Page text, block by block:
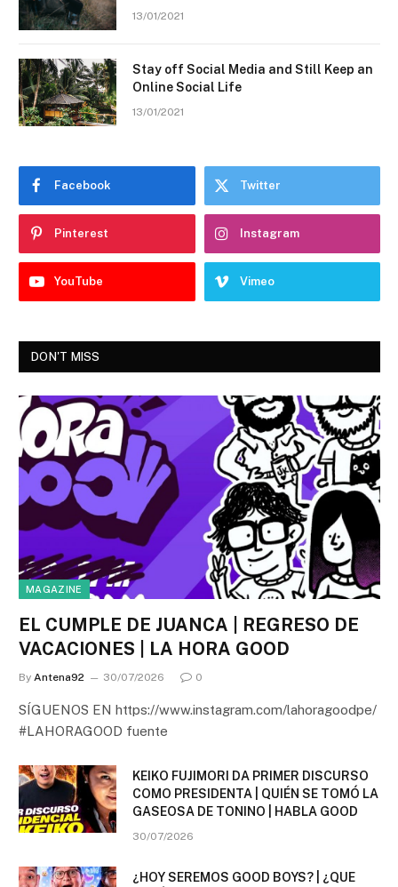
13/01/2021
Stay off Social Media and Still Keep an
Online Social Life
13/01/2021
Facebook Twitter
Pinterest Instagram
YouTube Vimeo
DON'T MISS
MAGAZINE
EL CUMPLE DE JUANCA | REGRESO DE
VACACIONES | LA HORA GOOD
By Antena92 30/07/2026 0
SÍGUENOS EN https://www.instagram.com/lahoragoodpe/
#LAHORAGOOD fuente
KEIKO FUJIMORI DA PRIMER DISCURSO
COMO PRESIDENTA | QUIÉN SE TOMÓ LA
GASEOSA DE TONINO | HABLA GOOD
30/07/2026
¿HOY SEREMOS GOOD BOYS? | ¿QUE